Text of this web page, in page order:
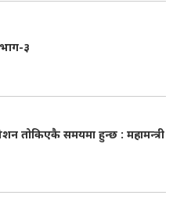
३
तोकिएकै समयमा हुन्छ : महामन्त्री